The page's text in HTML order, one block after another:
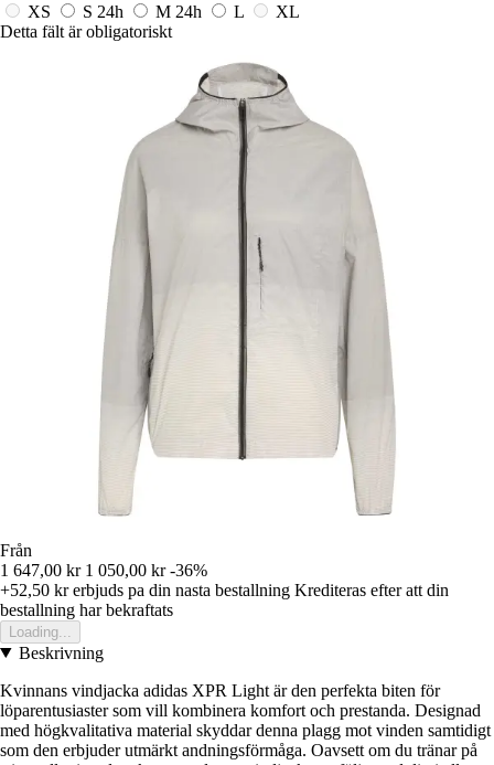
XS
S 24h M 24h L
XL
Detta fält är obligatoriskt
Från
1 647,00 kr 1 050,00 kr -36%
+52,50 krerbjuds pa din nasta bestallning Krediteras efter att din
bestallning har bekraftats
Loading...
Beskrivning
Kvinnans vindjacka adidas XPR Light är den perfekta biten för
löparentusiaster som vill kombinera komfort och prestanda. Designad
med högkvalitativa material skyddar denna plagg mot vinden samtidigt
som den erbjuder utmärkt andningsförmåga. Oavsett om du tränar på